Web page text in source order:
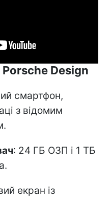
Porsche Design
смартфон,
з відомим
: 24 ГБ ОЗП і 1 ТБ
екран із